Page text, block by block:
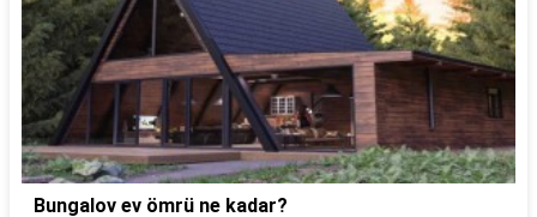
Bungalov ev ömrü ne kadar?